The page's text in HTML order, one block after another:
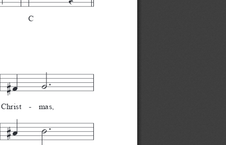
C
œ
# .
̇
Christ  -  mas,
œ
# .